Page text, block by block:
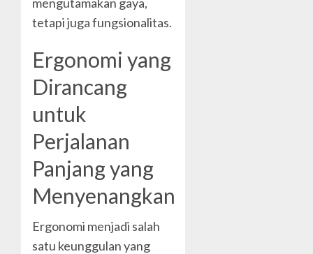
tetapi juga fungsionalitas.
Ergonomi yang
Dirancang
untuk
Perjalanan
Panjang yang
Menyenangkan
Ergonomi menjadi salah
satu keunggulan yang